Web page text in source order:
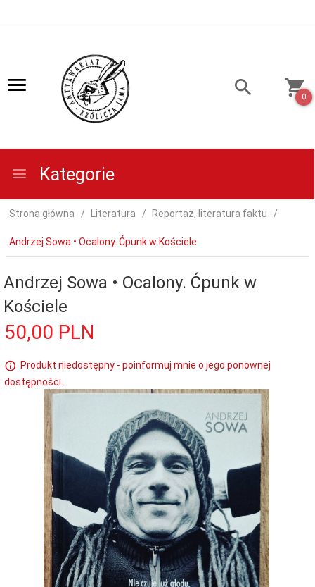
0
Kategorie
Strona główna Literatura Reportaż, literatura faktu
Andrzej Sowa • Ocalony. Ćpunk w Kościele
Andrzej Sowa • Ocalony. Ćpunk w
Kościele
50,00 PLN
Produkt niedostępny - poinformuj mnie o jego ponownej
dostępności.